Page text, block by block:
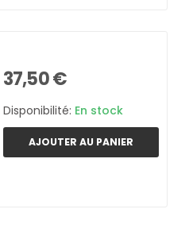
37,50 €
Disponibilité: En stock
AJOUTER AU PANIER